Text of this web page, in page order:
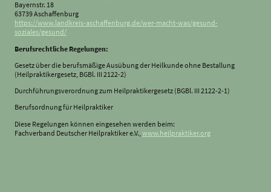
Bayernstr. 18
63739 Aschaffenburg
https://www.landkreis-aschaffenburg.de/wer-macht-was/gesund-
soziales/gesund/
Berufsrechtliche Regelungen:
Gesetz über die berufsmäßige Ausübung der Heilkunde ohne Bestallung
(Heilpraktikergesetz, BGBl. III 2122-2)
Durchführungsverordnung zum Heilpraktikergesetz (BGBl. III 2122-2-1)
Berufsordnung für Heilpraktiker
Diese Regelungen können eingesehen werden beim:
Fachverband Deutscher Heilpraktiker e.V., www.heilpraktiker.org